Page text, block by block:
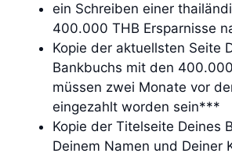
ein Schreiben einer
400.000 THB Ersparnisse
Kopie der aktuellsten Seite
Bankbuchs mit den
müssen zwei Monate vor
eingezahlt worden sein***
Kopie der Titelseite Deines
Deinem Namen und Deiner